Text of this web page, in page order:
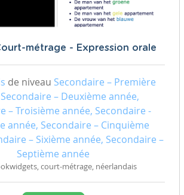
métrage - Expression orale
de niveau Secondaire – Première
– Deuxième année,
– Troisième année, Secondaire -
année, Secondaire – Cinquième
– Sixième année, Secondaire –
Septième année
court-métrage, néerlandais